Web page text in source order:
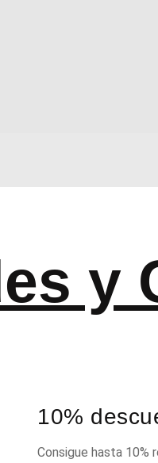
y
10%
Consigue hasta 10%